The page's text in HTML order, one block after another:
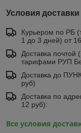
Условия доставки
Курьером по РБ
1 до 3 дней) от
Доставка почтой
тарифами РУП
Доставка до
руб)
Доставка по
12 руб):
Все условия